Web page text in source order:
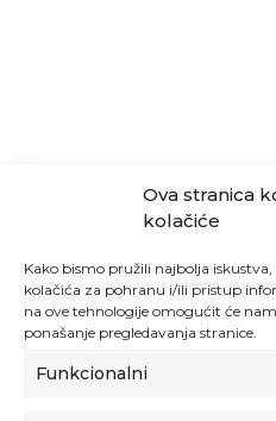
Ova stranica
kolačiće
Kako bismo pružili najbolja
kolačića za pohranu i/ili pristup
na ove tehnologije omogućit će
ponašanje pregledavanja stranice.
Funkcionalni